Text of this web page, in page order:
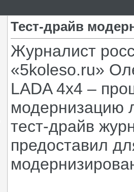
Тест-драйв
Журналист
«5koleso.ru»
LADA 4x4 –
модернизацию
тест-драйв
предоставил